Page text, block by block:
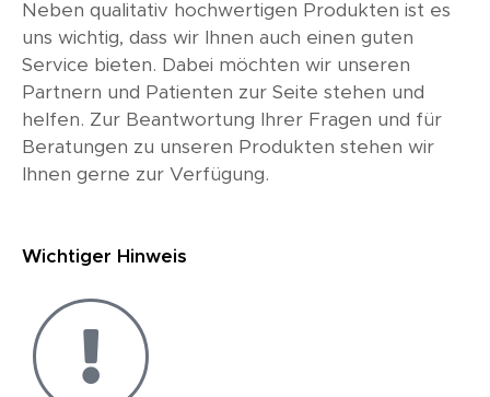
Wichtiger Hinweis
Neben qualitativ hochwertigen Produkten ist es
uns wichtig, dass wir Ihnen auch einen guten
Service bieten. Dabei möchten wir unseren
Partnern und Patienten zur Seite stehen und
helfen. Zur Beantwortung Ihrer Fragen und für
Beratungen zu unseren Produkten stehen wir
Ihnen gerne zur Verfügung.